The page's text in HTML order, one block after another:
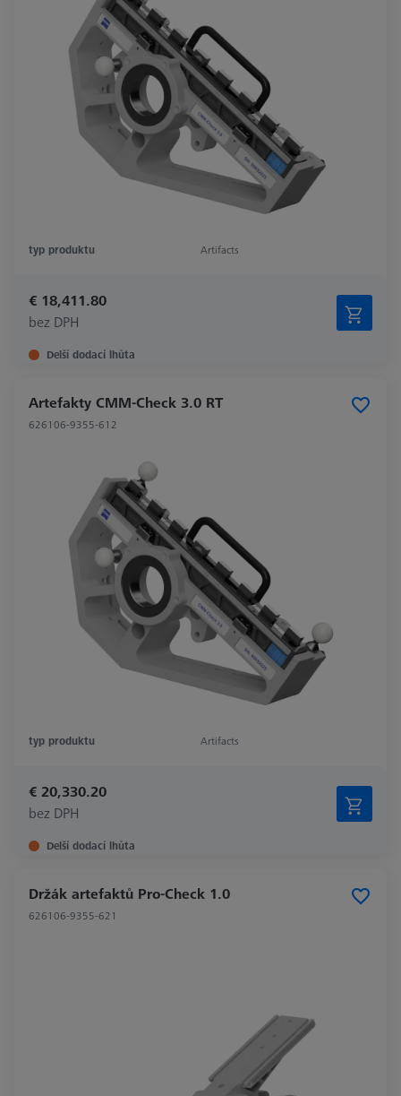
typ produktu Artifacts
€ 18,411.80
bez DPH
Delší dodací lhůta
Artefakty CMM-Check 3.0 RT
626106-9355-612
typ produktu Artifacts
€ 20,330.20
bez DPH
Delší dodací lhůta
Držák artefaktů Pro-Check 1.0
626106-9355-621